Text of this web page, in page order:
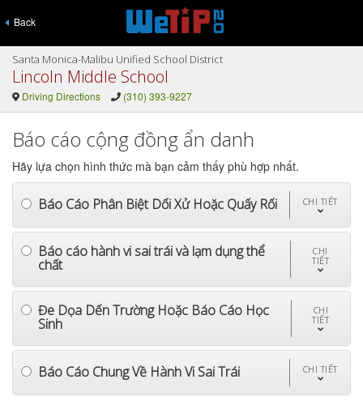
Back
Santa Monica-Malibu Unified School District
Lincoln Middle School
Driving Directions (310) 393-9227
Báo cáo cộng đồng ẩn danh
Hãy lựa chọn hình thức mà bạn cảm thấy phù hợp nhất.
Báo Cáo Phân Biệt Dối Xử Hoặc Quấy Rối CHI TIẾT
Báo cáo hành vi sai trái và lạm dụng thể
chất
CHI
TIẾT
Đe Dọa Dến Trường Hoặc Báo Cáo Học
Sinh
CHI
TIẾT
Báo Cáo Chung Về Hành Vi Sai Trái CHI TIẾT